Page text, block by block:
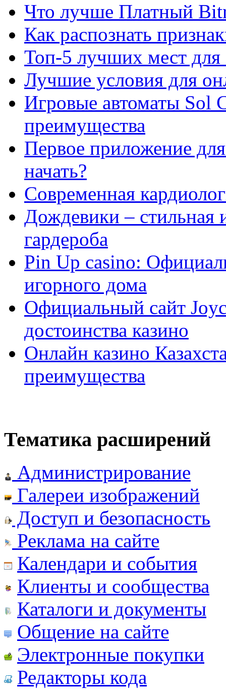
Что лучше Платный
Как распознать
Топ-5 лучших мест для
Лучшие условия для
Игровые автоматы Sol
преимущества
Первое приложение
начать?
Современная
Дождевики – стильная
гардероба
Pin Up casino:
игорного дома
Официальный сайт
достоинства казино
Онлайн казино
преимущества
Тематика расширений
Администрирование
Галереи изображений
Доступ и безопасность
Реклама на сайте
Календари и события
Клиенты и сообщества
Каталоги и документы
Общение на сайте
Электронные покупки
Редакторы кода